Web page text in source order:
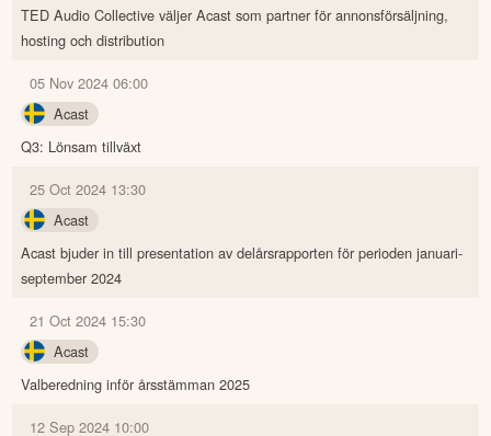
TED Audio Collective väljer Acast som partner för annonsförsäljning,
hosting och distribution
05 Nov 2024 06:00
Acast
Q3: Lönsam tillväxt
25 Oct 2024 13:30
Acast
Acast bjuder in till presentation av delårsrapporten för perioden januari-
september 2024
21 Oct 2024 15:30
Acast
Valberedning inför årsstämman 2025
12 Sep 2024 10:00